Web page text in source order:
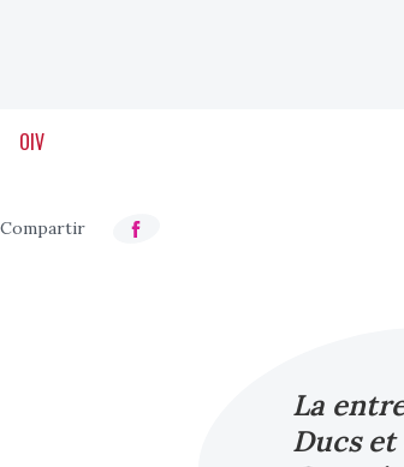
OIV
La
Ducs et